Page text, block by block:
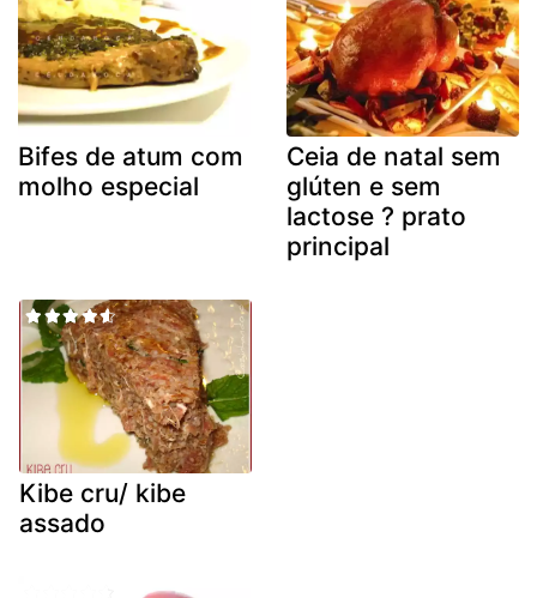
Bifes de atum com
molho especial
Ceia de natal sem
glúten e sem
lactose ? prato
principal
Kibe cru/ kibe
assado